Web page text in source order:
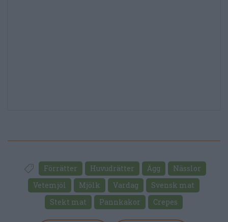
Förrätter Huvudrätter Ägg
Nässlor
Vetemjöl
Mjölk Vardag
Svensk mat
Stekt mat
Pannkakor Crepes